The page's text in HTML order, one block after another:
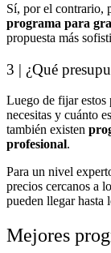
Sí, por el contrario,
programa para
propuesta más
3 | ¿Qué
Luego de fijar estos
necesitas y cuánto
también existen
profesional.
Para un nivel
precios cercanos a
pueden llegar hasta
Mejores